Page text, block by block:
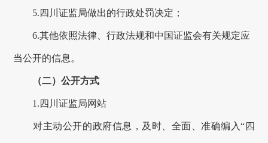
5.四川证监局做出的行政处罚决定；
6.其他依照法律、行政法规和中国证监会有关规定应
当公开的信息。
（二）公开方式
1.四川证监局网站
对主动公开的政府信息，及时、全面、准确编入“四